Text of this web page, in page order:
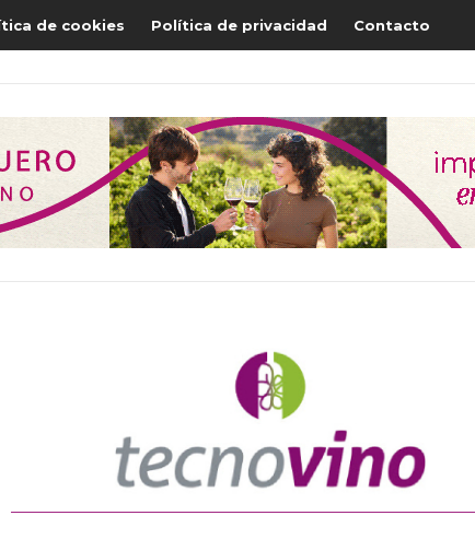
de cookies Política de privacidad Contacto